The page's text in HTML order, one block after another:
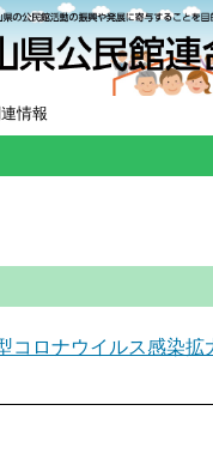
情報
コロナウイルス感染拡